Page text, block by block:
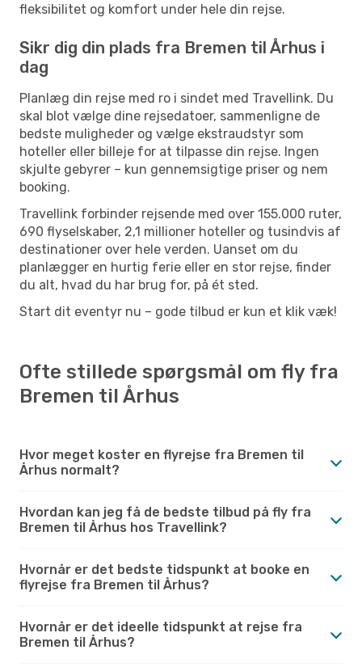
fleksibilitet og komfort under hele din rejse.
Sikr dig din plads fra Bremen til Århus i
dag
Planlæg din rejse med ro i sindet med Travellink. Du
skal blot vælge dine rejsedatoer, sammenligne de
bedste muligheder og vælge ekstraudstyr som
hoteller eller billeje for at tilpasse din rejse. Ingen
skjulte gebyrer – kun gennemsigtige priser og nem
booking.
Travellink forbinder rejsende med over 155.000 ruter,
690 flyselskaber, 2,1 millioner hoteller og tusindvis af
destinationer over hele verden. Uanset om du
planlægger en hurtig ferie eller en stor rejse, finder
du alt, hvad du har brug for, på ét sted.
Start dit eventyr nu – gode tilbud er kun et klik væk!
Ofte stillede spørgsmål om fly fra
Bremen til Århus
Hvor meget koster en flyrejse fra Bremen til
Århus normalt?
Hvordan kan jeg få de bedste tilbud på fly fra
Bremen til Århus hos Travellink?
Hvornår er det bedste tidspunkt at booke en
flyrejse fra Bremen til Århus?
Hvornår er det ideelle tidspunkt at rejse fra
Bremen til Århus?